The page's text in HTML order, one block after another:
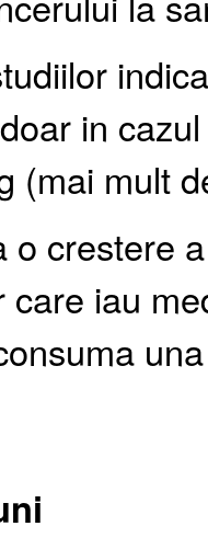
in
(mai mult
o crestere
care iau